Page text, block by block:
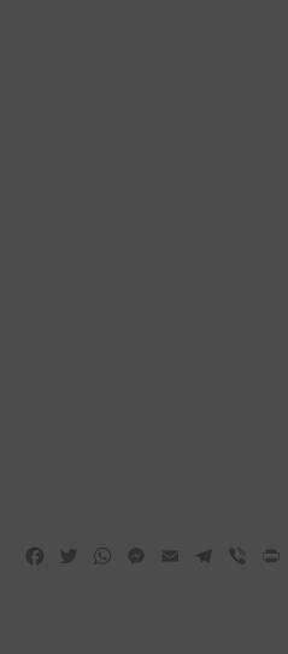
Facebook
TwitterWhatsApp
Messenger
Email Telegram
Viber